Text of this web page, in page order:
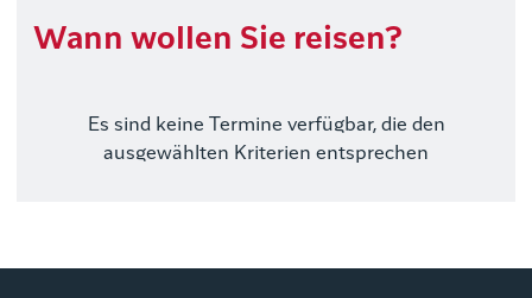
Wann wollen Sie reisen?
Es sind keine Termine verfügbar, die den
ausgewählten Kriterien entsprechen